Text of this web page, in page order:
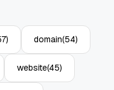
domain(54)
website(45)